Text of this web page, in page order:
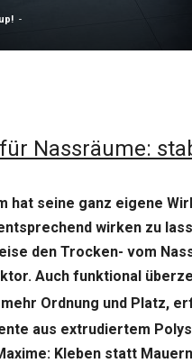
-
Nassräume:
hat seine ganz eigene
wirken zu
den Trocken- vom
Auch funktional
Ordnung und Platz,
aus extrudiertem
Kleben statt